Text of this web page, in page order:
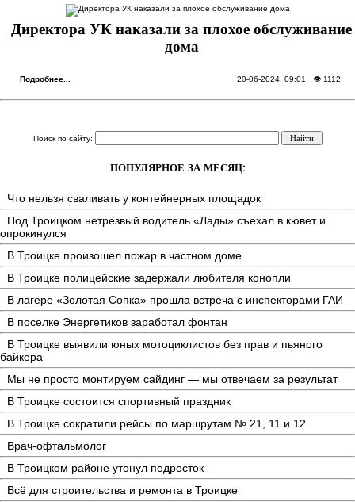
Директора УК наказали за плохое обслуживание
дома
Подробнее... 20-06-2024, 09:01 . 👁 1112
Поиск по сайту:
ПОПУЛЯРНОЕ ЗА МЕСЯЦ:
Что нельзя сваливать у контейнерных площадок
Под Троицком нетрезвый водитель «Лады» съехал в кювет и
опрокинулся
В Троицке произошел пожар в частном доме
В Троицке полицейские задержали любителя конопли
В лагере «Золотая Сопка» прошла встреча с инспекторами ГАИ
В поселке Энергетиков заработал фонтан
В Троицке выявили юных мотоциклистов без прав и пьяного
байкера
Мы не просто монтируем сайдинг — мы отвечаем за результат
В Троицке состоится спортивный праздник
В Троицке сократили рейсы по маршрутам № 21, 11 и 12
Врач-офтальмолог
В Троицком районе утонул подросток
Всё для строительства и ремонта в Троицке